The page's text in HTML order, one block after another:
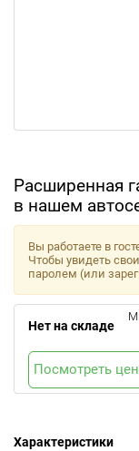
Расширенная
в нашем
Характеристики
Вы работаете в
Чтобы увидеть
паролем (или
Нет на складе
Посмотреть